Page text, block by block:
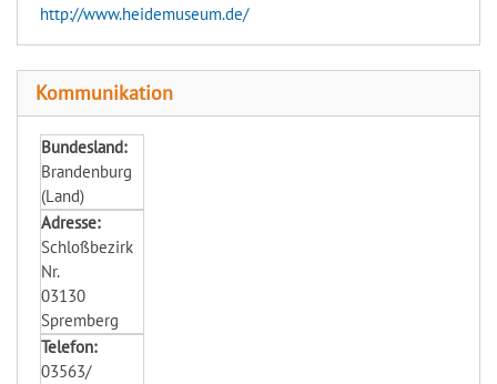
http://www.heidemuseum.de/
Kommunikation
Bundesland:
Brandenburg
(Land)
Adresse:
Schloßbezirk
Nr.
03130
Spremberg
Telefon:
03563/